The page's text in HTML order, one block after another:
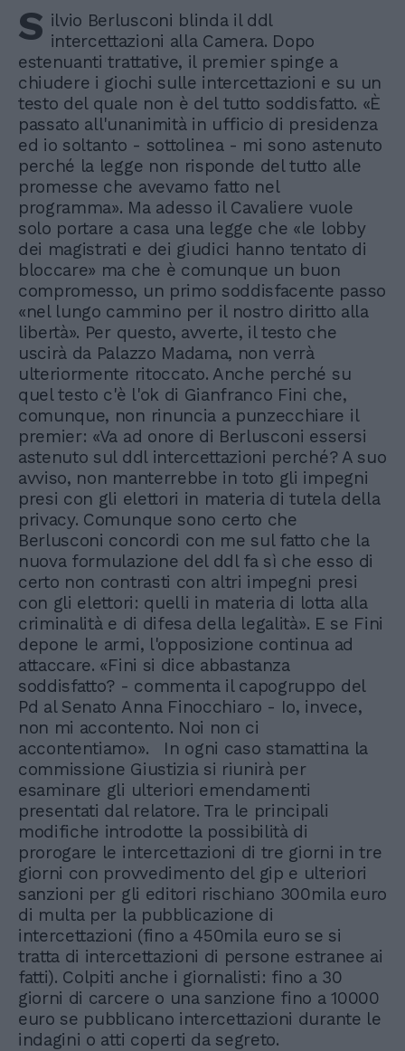
S ilvio Berlusconi blinda il ddl
intercettazioni alla Camera. Dopo
estenuanti trattative, il premier spinge a
chiudere i giochi sulle intercettazioni e su un
testo del quale non è del tutto soddisfatto. «È
passato all'unanimità in ufficio di presidenza
ed io soltanto - sottolinea - mi sono astenuto
perché la legge non risponde del tutto alle
promesse che avevamo fatto nel
programma». Ma adesso il Cavaliere vuole
solo portare a casa una legge che «le lobby
dei magistrati e dei giudici hanno tentato di
bloccare» ma che è comunque un buon
compromesso, un primo soddisfacente passo
«nel lungo cammino per il nostro diritto alla
libertà». Per questo, avverte, il testo che
uscirà da Palazzo Madama, non verrà
ulteriormente ritoccato. Anche perché su
quel testo c'è l'ok di Gianfranco Fini che,
comunque, non rinuncia a punzecchiare il
premier: «Va ad onore di Berlusconi essersi
astenuto sul ddl intercettazioni perché? A suo
avviso, non manterrebbe in toto gli impegni
presi con gli elettori in materia di tutela della
privacy. Comunque sono certo che
Berlusconi concordi con me sul fatto che la
nuova formulazione del ddl fa sì che esso di
certo non contrasti con altri impegni presi
con gli elettori: quelli in materia di lotta alla
criminalità e di difesa della legalità». E se Fini
depone le armi, l'opposizione continua ad
attaccare. «Fini si dice abbastanza
soddisfatto? - commenta il capogruppo del
Pd al Senato Anna Finocchiaro - Io, invece,
non mi accontento. Noi non ci
accontentiamo». In ogni caso stamattina la
commissione Giustizia si riunirà per
esaminare gli ulteriori emendamenti
presentati dal relatore. Tra le principali
modifiche introdotte la possibilità di
prorogare le intercettazioni di tre giorni in tre
giorni con provvedimento del gip e ulteriori
sanzioni per gli editori rischiano 300mila euro
di multa per la pubblicazione di
intercettazioni (fino a 450mila euro se si
tratta di intercettazioni di persone estranee ai
fatti). Colpiti anche i giornalisti: fino a 30
giorni di carcere o una sanzione fino a 10000
euro se pubblicano intercettazioni durante le
indagini o atti coperti da segreto.